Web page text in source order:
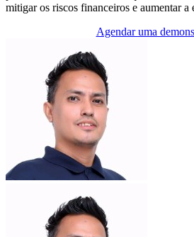
mitigar os riscos financeiros e aumentar a
Agendar uma